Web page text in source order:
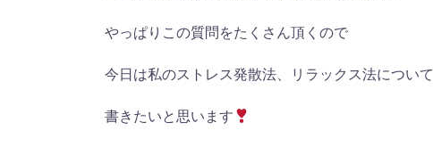
やっぱりこの質問をたくさん頂くので
今日は私のストレス発散法、リラックス法について
書きたいと思います